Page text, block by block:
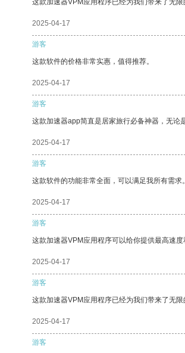
这款加速器VPM应用程序已经为我们带来了无限
2025-04-17
游客
这款软件的价格非常实惠，值得推荐。
2025-04-17
游客
这款加速器app简直是居家旅行必备神器，无论
2025-04-17
游客
这款软件的功能非常全面，可以满足我所有需求。
2025-04-17
游客
这款加速器VPM应用程序可以给你提供最高速
2025-04-17
游客
这款加速器VPM应用程序已经为我们带来了无限
2025-04-17
游客